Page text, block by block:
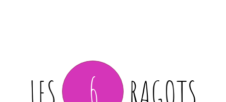
LES 6 RAGOTS